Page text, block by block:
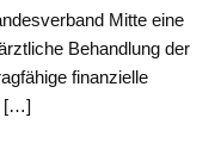
Mitte eine
Behandlung der
finanzielle
[…]